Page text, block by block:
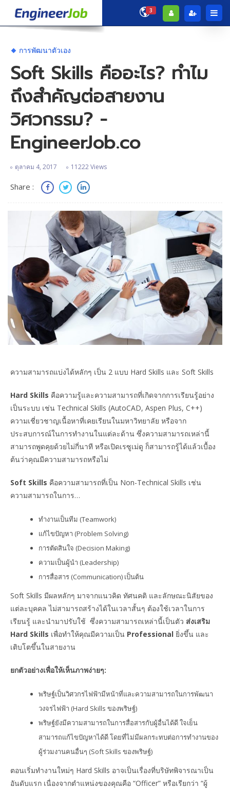
3
การพัฒนาตัวเอง
Soft Skills คืออะไร? ทำไม
ถึงสำคัญต่อสายงาน
วิศวกรรม? -
EngineerJob.co
ตุลาคม 4, 2017 11222 Views
Share :
ความสามารถแบ่งได้หลักๆ เป็น 2 แบบ Hard Skills และ Soft Skills
Hard Skills คือความรู้และความสามารถที่เกิดจากการเรียนรู้อย่าง
เป็นระบบ เช่น Technical Skills (AutoCAD, Aspen Plus, C++)
ความเชี่ยวชาญเนื้อหาที่เคยเรียนในมหาวิทยาลัย หรือจาก
ประสบการณ์ในการทำงานในแต่ละด้าน ซึ่งความสามารถเหล่านี้
สามารถพูดคุยด้วยไม่กี่นาที หรือเปิดเรซูเม่ดู ก็สามารถรู้ได้แล้วเบื้อง
ต้นว่าคุณมีความสามารถหรือไม่
Soft Skills คือความสามารถที่เป็น Non-Technical Skills เช่น
ความสามารถในการ…
ทำงานเป็นทีม (Teamwork)
แก้ไขปัญหา (Problem Solving)
การตัดสินใจ (Decision Making)
ความเป็นผู้นำ (Leadership)
การสื่อสาร (Communication) เป็นต้น
Soft Skills มีผลหลักๆ มาจากแนวคิด ทัศนคติ และลักษณะนิสัยของ
แต่ละบุคคล ไม่สามารถสร้างได้ในเวลาสั้นๆ ต้องใช้เวลาในการ
เรียนรู้ และนำมาปรับใช้ ซึ่งความสามารถเหล่านี้เป็นตัว ส่งเสริม
Hard Skills เพื่อทำให้คุณมีความเป็น Professional ยิ่งขึ้น และ
เติบโตขึ้นในสายงาน
ยกตัวอย่างเพื่อให้เห็นภาพง่ายๆ:
พริษฐ์เป็นวิศวกรไฟฟ้ามีหน้าที่และความสามารถในการพัฒนา
วงจรไฟฟ้า (Hard Skills ของพริษฐ์)
พริษฐ์ยังมีความสามารถในการสื่อสารกับผู้อื่นได้ดี ใจเย็น
สามารถแก้ไขปัญหาได้ดี โดยที่ไม่มีผลกระทบต่อการทำงานของ
ผู้ร่วมงานคนอื่นๆ (Soft Skills ของพริษฐ์)
ตอนเริ่มทำงานใหม่ๆ Hard Skills อาจเป็นเรื่องที่บริษัทพิจารณาเป็น
อันดับแรก เนื่องจากตำแหน่งของคุณคือ “Officer” หรือเรียกว่า “ผู้